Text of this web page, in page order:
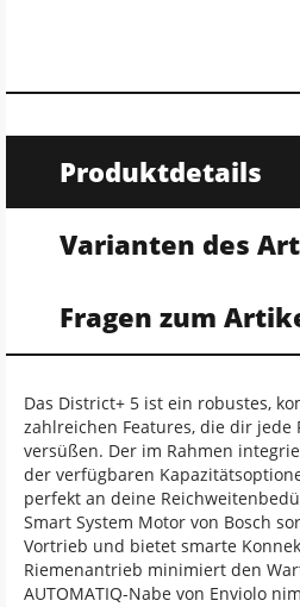
Produktdetails
Varianten des
Fragen zum
Das District+ 5 ist ein robustes,
zahlreichen Features, die dir jede
versüßen. Der im Rahmen
der verfügbaren
perfekt an deine
Smart System Motor von Bosch
Vortrieb und bietet smarte
Riemenantrieb minimiert den
AUTOMATIQ-Nabe von Enviolo